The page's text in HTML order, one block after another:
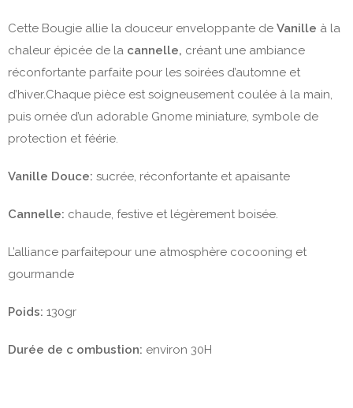
Cette Bougie allie la douceur enveloppante de Vanille à la
chaleur épicée de la cannelle, créant une ambiance
réconfortante parfaite pour les soirées d’automne et
d’hiver.Chaque pièce est soigneusement coulée à la main,
puis ornée d’un adorable Gnome miniature, symbole de
protection et féérie.
Vanille Douce: sucrée, réconfortante et apaisante
Cannelle: chaude, festive et légèrement boisée.
L’alliance parfaitepour une atmosphère cocooning et
gourmande
Poids: 130gr
Durée de c ombustion: environ 30H